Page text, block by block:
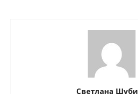
Светлана